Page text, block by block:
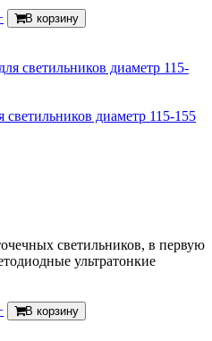
В корзину
диаметр 115-155
светильников, в первую
ультратонкие
В корзину